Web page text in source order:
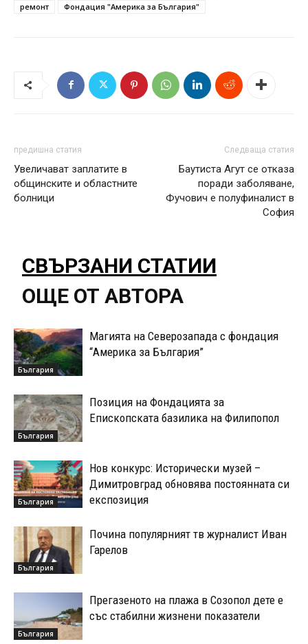
ремонт
Фондация "Америка за България"
предишна статия
Увеличават заплатите в
общинските и областните
болници
Следваща статия
Баутиста Агут се отказа
поради заболяване,
Фучович е полуфиналист в
София
СВЪРЗАНИ СТАТИИ
ОЩЕ ОТ АВТОРА
България
Магията на Северозапада с фондация
“Америка за България”
България
Позиция на Фондацията за
Епископската базилика на Филипопол
България
Нов конкурс: Исторически музей –
Димитровград обновява постоянната си
експозиция
България
Почина популярният тв журналист Иван
Гарелов
България
Прегазеното на плажа в Созопол дете е
със стабилни жизнени показатели